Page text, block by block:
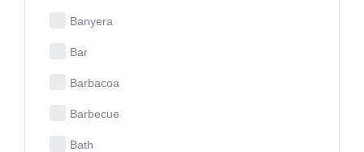
Banyera
Bar
Barbacoa
Barbecue
Bath